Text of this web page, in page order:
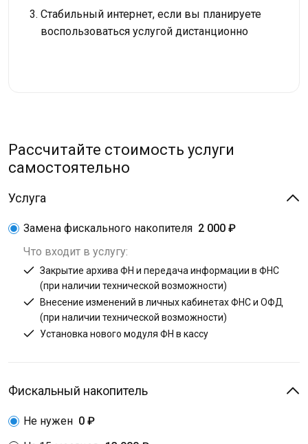
Стабильный интернет, если вы планируете
воспользоваться услугой дистанционно
Рассчитайте стоимость услуги
самостоятельно
Услуга
Замена фискального накопителя 2 000 ₽
Что входит в услугу:
Закрытие архива ФН и передача информации в ФНС
(при наличии технической возможности)
Внесение изменений в личных кабинетах ФНС и ОФД
(при наличии технической возможности)
Установка нового модуля ФН в кассу
Фискальный накопитель
Не нужен 0 ₽